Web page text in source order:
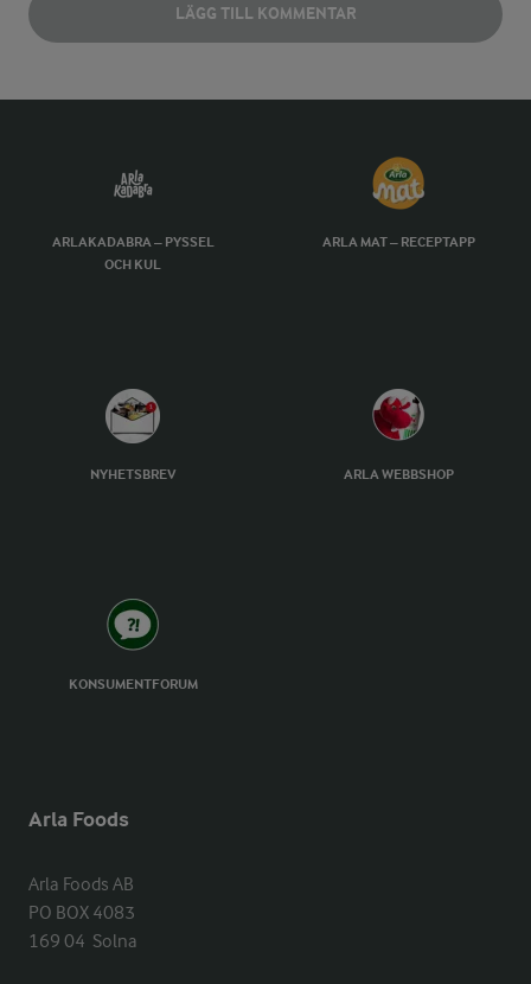
LÄGG TILL KOMMENTAR
ARLAKADABRA – PYSSEL
OCH KUL
ARLA MAT – RECEPTAPP
NYHETSBREV ARLA WEBBSHOP
KONSUMENTFORUM
Arla Foods
Arla Foods AB
PO BOX 4083
169 04  Solna